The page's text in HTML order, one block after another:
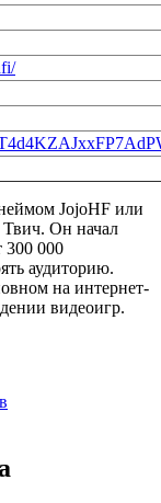
JojoHF или
Он начал
300 000
аудиторию.
на интернет-
видеоигр.